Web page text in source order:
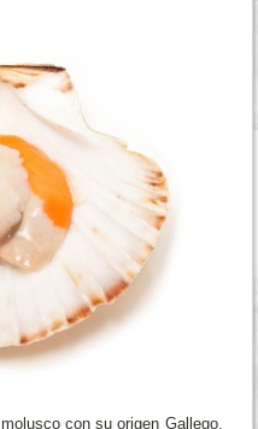
con su origen Gallego,